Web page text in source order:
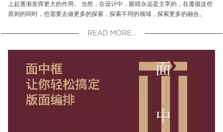
上起逐渐发挥更大的作用。 当然，在设计中，眼睛永远是主宰的，在遵循这些
原则的同时，也需要去做更多的探索，探索不同的领域，探索更多的融合。
READ MORE...